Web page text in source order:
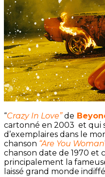
“Crazy In Love”de
cartonné en 2003 et qui
d’exemplaires dans le
chanson “Are You Woman
chanson date de 1970 et
principalement la
laissé grand monde